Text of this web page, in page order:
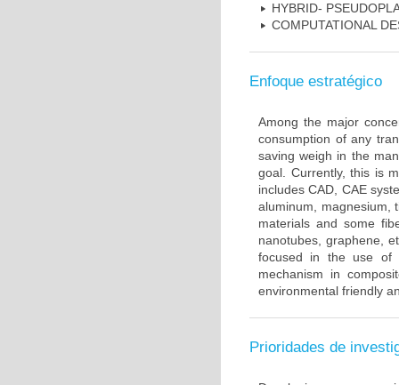
HYBRID-
COMPUTATIONAL
Enfoque estratégico
Among the major
consumption of any
saving weigh in the
goal. Currently, this is
includes CAD, CAE
aluminum, magnesium,
materials and some
nanotubes, graphene,
focused in the use of
mechanism in
environmental friendly
Prioridades de